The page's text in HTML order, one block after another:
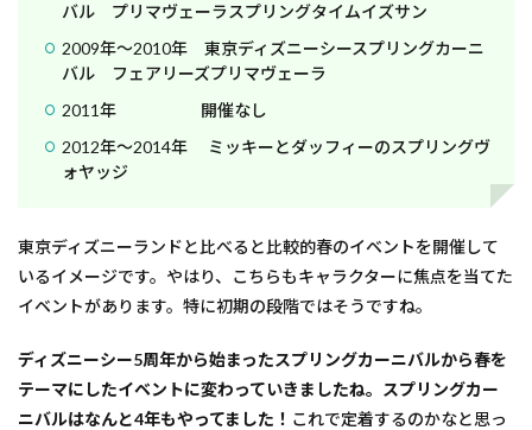
バル プリマヴェーラスプリングタイムイズサン
2009年～2010年 東京ディズニーシースプリングカーニ
バル フェアリーズプリマヴェーラ
2011年 開催なし
2012年～2014年 ミッキーとダッフィーのスプリングヴ
ォヤッジ
東京ディズニーランドと比べると比較的春のイベントを開催して
いるイメージです。やはり、こちらもキャラクターに焦点を当てた
イベントがあります。特に初期の段階ではそうですね。
ディズニーシー5周年から始まったスプリングカーニバルから春を
テーマにしたイベントに変わっていきましたね。スプリングカー
ニバルはなんと4年もやってました！ これで定着するのかなと思っ